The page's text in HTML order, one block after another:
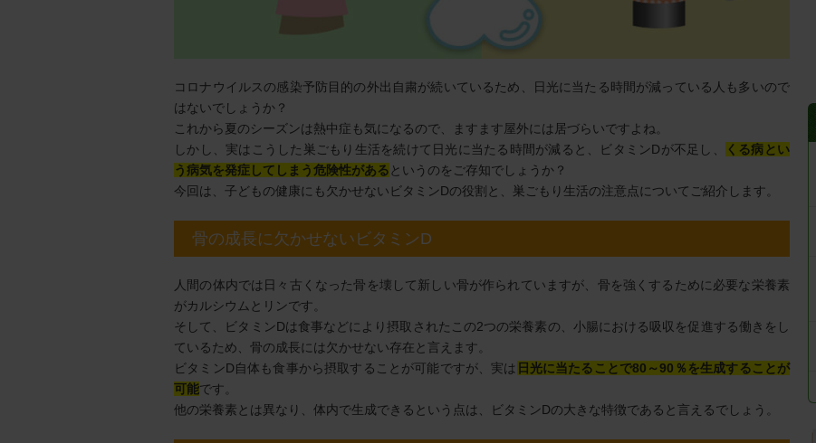
コロナウイルスの感染予防目的の外出自粛が続いているため、日光に当たる時間が減っている人も多いので
はないでしょうか？
これから夏のシーズンは熱中症も気になるので、ますます屋外には居づらいですよね。
しかし、実はこうした巣ごもり生活を続けて日光に当たる時間が減ると、ビタミンDが不足し、
くる病とい
う病気を発症してしまう危険性があるというのをご存知でしょうか？
今回は、子どもの健康にも欠かせないビタミンDの役割と、巣ごもり生活の注意点についてご紹介します。
骨の成長に欠かせないビタミンD
人間の体内では日々古くなった骨を壊して新しい骨が作られていますが、骨を強くするために必要な栄養素
がカルシウムとリンです。
そして、ビタミンDは食事などにより摂取されたこの2つの栄養素の、小腸における吸収を促進する働きをし
ているため、骨の成長には欠かせない存在と言えます。
ビタミンD自体も食事から摂取することが可能ですが、実は 日光に当たることで80～90％を生成することが
可能です。
他の栄養素とは異なり、体内で生成できるという点は、ビタミンDの大きな特徴であると言えるでしょう。